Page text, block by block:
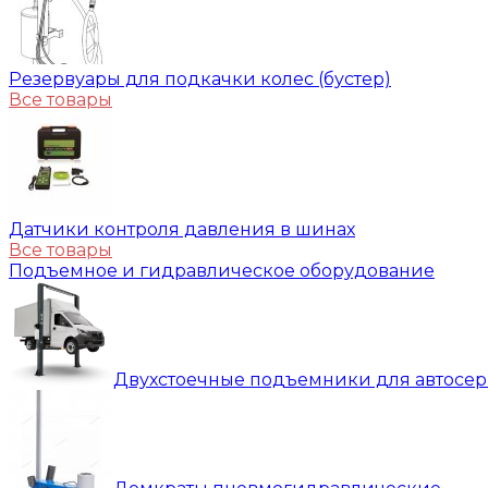
Резервуары для подкачки колес (бустер)
Все товары
Датчики контроля давления в шинах
Все товары
Подъемное и гидравлическое оборудование
Двухстоечные подъемники для